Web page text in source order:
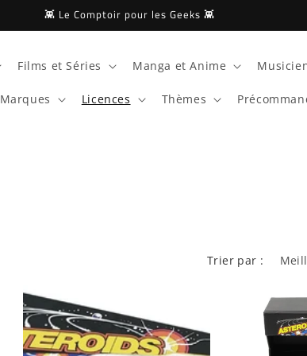
👾 Le Comptoir pour les Geeks 👾
Films et Séries Manga et Anime
Marques Licences Thèmes
Trier par :